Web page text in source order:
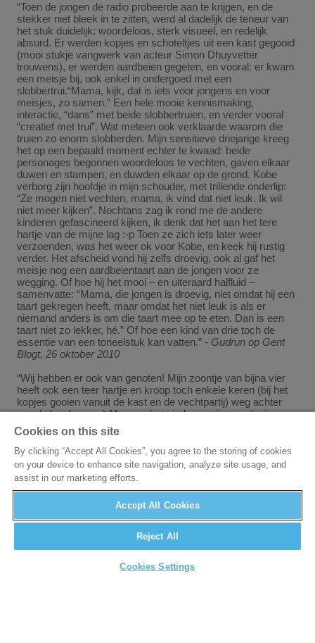
“Toen de jongen de radio probeerde aan te krijgen, en de
stekker niet bleek in te zitten, werd al dadelijk de teneur van
het stuk duidelijk: woordeloos, sterk visueel, en redelijk
absurd. Er werden kopjes en schoteltjes uit een kast gegooid
(mooi stukje vangwerk van acteur Simon Dhuyvetter
trouwens), er werden aardbeien gegeten, en vooral: er kwam
een meisje bij, ook enkel in ondergoed met een
slobbertrui.“Mama, kijk, dat is iets voor jongens en voor
meisjes, zo samen.” Een hele mooie kennismaking,
interactie, “dans” met beide slobbertruien, en verder vooral
“creatief met trui”. Wat meteen ook verklaarde waarom die
truien zo enorm slobberden. Mijn sensitieve driejarige kreeg
het op een bepaald moment echter te kwaad: beide
personages begonnen woordeloos te vechten, gaven elkaar
duwen en stampen, en duwden elkaar op de grond. Kobe
verborg zijn hoofdje in mijn schouder, met trillende onderlip:
“Ze mogen niet vechten, mama, ik vind dat niet leuk. Ik wil
niet meer kijken”. Nochtans zag ik rond me de andere
kinderen gefascineerd kijken, ik denk dat het aan het tere
hartje van de mijne lag :-p Toen ze zich iets later weer
verzoenden, was het weer ok voor Kobe, en keek hij rustig
verder. Het afscheid vond hij zelfs droevig, ook al gaf het
meisje nog een aardbeientaart aan de jongen voor ze
wegging. Of hoe hij het mooi – en uiteraard halfluid –
samenvatte: “Mama, die jongen is droevig, niet omdat hij een
taart gekregen heeft, maar omdat het niet leuk is als er
niemand anders is om die taart mee op te eten. Dan is een
taart niet zo lekker, hé.” Of hoe een kind van drie toch de
essentie van een toneelstuk kan vatten.” - Gudrun op Gent
Blogt, 26 oktober 2010
“Wij hebben er ook van genoten! Mijn zoontje van bijna vier
heeft ook een teer hartje en kroop toch enkele keren (bij het
kopjes gooien vanuit de kast en de vechtpartij) weg achter
papa’s brede rug ;-) Maar op het eind was zijn conclusie:
MOOI!”
- Els op Gent Blogt, 26 oktober 2010
Cookies on this site
By clicking “Accept All Cookies”, you agree to the storing of cookies
on your device to enhance site navigation, analyze site usage, and
assist in our marketing efforts.
Accept All Cookies
Reject All
Cookies Settings